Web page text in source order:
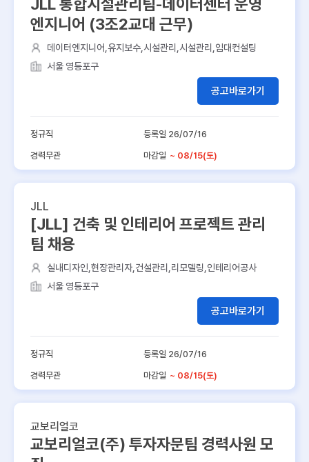
JLL 통합시설관리팀-데이터센터 운영
엔지니어 (3조2교대 근무)
데이터엔지니어,유지보수,시설관리,시설관리,임대컨설팅
서울 영등포구
공고바로가기
정규직 등록일 26/07/16
경력무관 마감일 ~ 08/15(토)
JLL
[JLL] 건축 및 인테리어 프로젝트 관리
팀 채용
실내디자인,현장관리자,건설관리,리모델링,인테리어공사
서울 영등포구
공고바로가기
정규직 등록일 26/07/16
경력무관 마감일 ~ 08/15(토)
교보리얼코
교보리얼코(주) 투자자문팀 경력사원 모